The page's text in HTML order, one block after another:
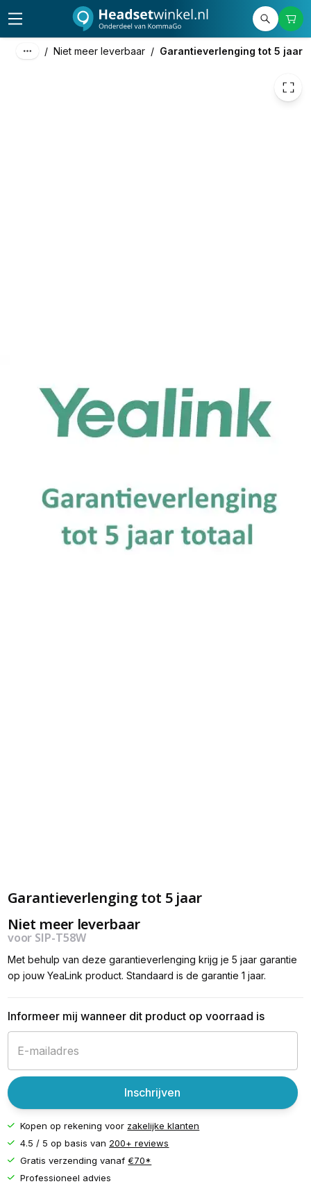
/ Niet meer leverbaar / Garantieverlenging tot 5 jaar
Garantieverlenging tot 5 jaar
Niet meer leverbaar
voor SIP-T58W
Met behulp van deze garantieverlenging krijg je 5 jaar garantie
op jouw YeaLink product. Standaard is de garantie 1 jaar.
Informeer mij wanneer dit product op voorraad is
Inschrijven
Kopen op rekening voor zakelijke klanten
4.5 / 5 op basis van 200+ reviews
Gratis verzending vanaf€70*
Professioneel advies